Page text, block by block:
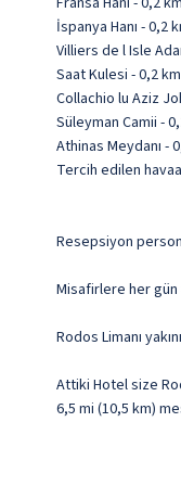
İspanya Hanı - 0,2
Villiers de l Isle
Saat Kulesi - 0,2
Collachio lu Aziz
Süleyman Camii -
Athinas Meydanı -
Tercih edilen
Resepsiyon
Misafirlere her gün
Rodos Limanı
Attiki Hotel size
6,5 mi (10,5 km)